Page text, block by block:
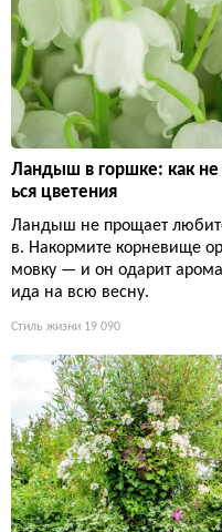
Ландыш в горшке: как
ься цветения
Ландыш не прощает
в. Накормите корневище
мовку — и он одарит
ида на всю весну.
Стиль жизни 19 090